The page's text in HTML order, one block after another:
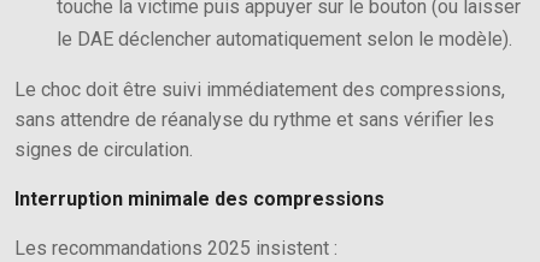
touche la victime puis appuyer sur le bouton (ou laisser
le DAE déclencher automatiquement selon le modèle).
Le choc doit être suivi immédiatement des compressions,
sans attendre de réanalyse du rythme et sans vérifier les
signes de circulation.
Interruption minimale des compressions
Les recommandations 2025 insistent :